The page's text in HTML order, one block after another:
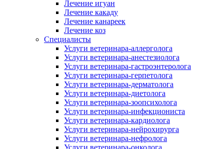
Лечение игуан
Лечение какаду
Лечение канареек
Лечение коз
Специалисты
Услуги ветеринара-аллерголога
Услуги ветеринара-анестезиолога
Услуги ветеринара-гастроэнтеролога
Услуги ветеринара-герпетолога
Услуги ветеринара-дерматолога
Услуги ветеринара-диетолога
Услуги ветеринара-зоопсихолога
Услуги ветеринара-инфекциониста
Услуги ветеринара-кардиолога
Услуги ветеринара-нейрохирурга
Услуги ветеринара-нефролога
Услуги ветеринара-онколога